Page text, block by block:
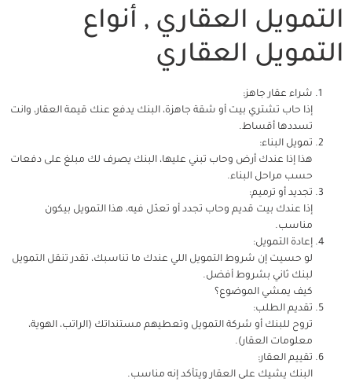
التمويل العقاري , أنواع
التمويل العقاري
شراء عقار جاهز:
إذا حاب تشتري بيت أو شقة جاهزة، البنك يدفع عنك قيمة العقار، وانت
تسددها أقساط.
تمويل البناء:
هذا إذا عندك أرض وحاب تبني عليها، البنك يصرف لك مبلغ على دفعات
حسب مراحل البناء.
تجديد أو ترميم:
إذا عندك بيت قديم وحاب تجدد أو تعدّل فيه، هذا التمويل بيكون
مناسب.
إعادة التمويل:
لو حسيت إن شروط التمويل اللي عندك ما تناسبك، تقدر تنقل التمويل
لبنك ثاني بشروط أفضل.
كيف يمشي الموضوع؟
تقديم الطلب:
تروح للبنك أو شركة التمويل وتعطيهم مستنداتك (الراتب، الهوية،
معلومات العقار).
تقييم العقار:
البنك يشيك على العقار ويتأكد إنه مناسب.